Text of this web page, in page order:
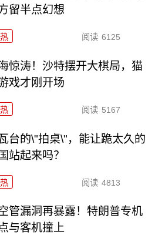
留半点幻想
阅读 6125
惊涛！沙特摆开大棋局，猫
戏才刚开场
阅读 5167
台的\"拍桌\"，能让跪太久的
站起来吗？
阅读 4813
管漏洞再暴露！特朗普专机
与客机撞上